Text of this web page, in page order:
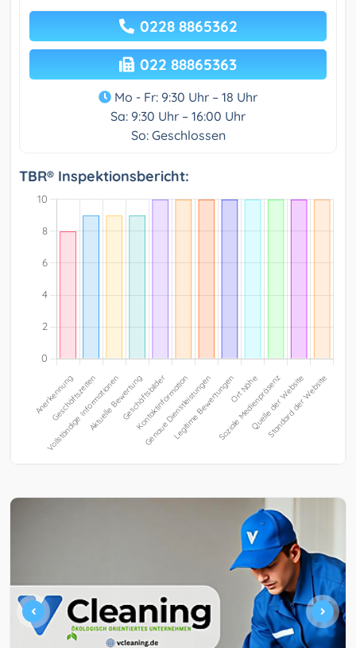
0228 8865362
022 88865363
Mo - Fr: 9:30 Uhr – 18 Uhr
Sa: 9:30 Uhr – 16:00 Uhr
So: Geschlossen
TBR® Inspektionsbericht: